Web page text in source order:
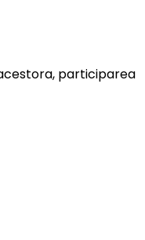
participarea